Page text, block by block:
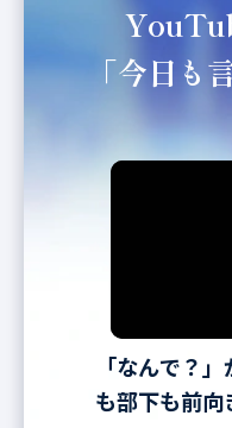
「今日も
「なんで？
も部下も前